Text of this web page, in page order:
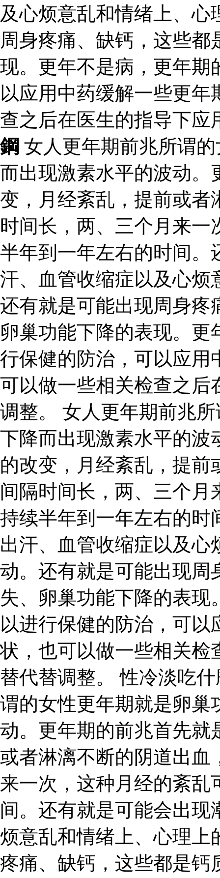
及心烦意乱和情绪上、
周身疼痛、缺钙，这些
现。更年不是病，更年期
以应用中药缓解一些更
查之后在医生的指导下
鋼 女人更年期前兆所谓
而出现激素水平的波动。
变，月经紊乱，提前或者
时间长，两、三个月来
半年到一年左右的时间。
汗、血管收缩症以及心烦
还有就是可能出现周身疼
卵巢功能下降的表现。
行保健的防治，可以应用
可以做一些相关检查之后
调整。 女人更年期前兆
下降而出现激素水平的波
的改变，月经紊乱，提
间隔时间长，两、三个
持续半年到一年左右的时
出汗、血管收缩症以及
动。还有就是可能出现周
失、卵巢功能下降的表
以进行保健的防治，可
状，也可以做一些相关检
替代替调整。 性冷淡吃
谓的女性更年期就是卵巢
动。更年期的前兆首先就
或者淋漓不断的阴道出血
来一次，这种月经的紊乱
间。还有就是可能会出
烦意乱和情绪上、心理上
疼痛、缺钙，这些都是钙